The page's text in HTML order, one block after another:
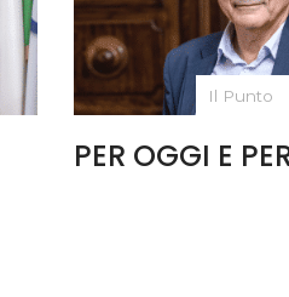
Il Punto
PER OGGI E